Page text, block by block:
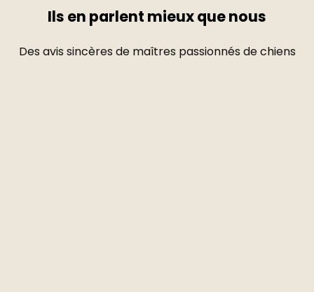
Ils en parlent mieux que nous
Des avis sincères de maîtres passionnés de chiens